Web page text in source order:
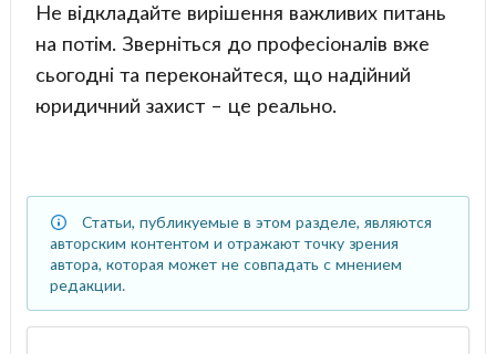
Не відкладайте вирішення важливих питань
на потім. Зверніться до професіоналів вже
сьогодні та переконайтеся, що надійний
юридичний захист – це реально.
Статьи, публикуемые в этом разделе, являются
авторским контентом и отражают точку зрения
автора, которая может не совпадать с мнением
редакции.